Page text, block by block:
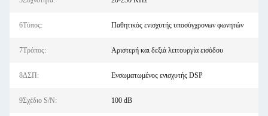
6Τύπος: Παθητικός ενισχυτής υποσύγχρονων φωνητών
7Τρόπος: Αριστερή και δεξιά λειτουργία εισόδου
8ΔΣΠ: Ενσωματωμένος ενισχυτής DSP
9Σχέδιο S/N: 100 dB